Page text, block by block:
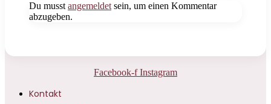
Du musst angemeldet sein, um einen Kommentar
abzugeben.
Facebook-f Instagram
Kontakt